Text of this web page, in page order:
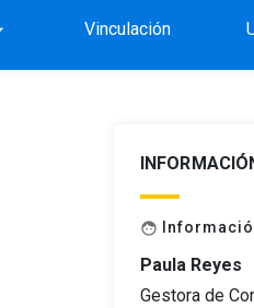
Vinculación
face
Paula Reyes
Gestora de